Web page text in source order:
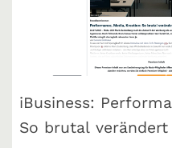
iBusiness:
So brutal